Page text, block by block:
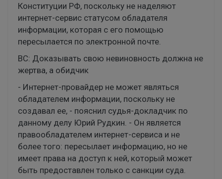
Конституции РФ, поскольку не наделяют
интернет-сервис статусом обладателя
информации, которая с его помощью
пересылается по электронной почте.
ВС: Доказывать свою невиновность должна не
жертва, а обидчик
- Интернет-провайдер не может являться
обладателем информации, поскольку не
создавал ее, - пояснил судья-докладчик по
данному делу Юрий Рудкин. - Он является
правообладателем интернет-сервиса и не
более того: пересылает информацию, но не
имеет права на доступ к ней, который может
быть предоставлен только с санкции суда.